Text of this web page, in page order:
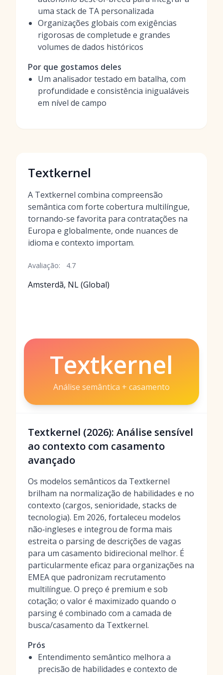
uma stack de TA personalizada
Organizações globais com exigências
rigorosas de completude e grandes
volumes de dados históricos
Por que gostamos deles
Um analisador testado em batalha, com
profundidade e consistência inigualáveis
em nível de campo
Textkernel
A Textkernel combina compreensão
semântica com forte cobertura multilíngue,
tornando-se favorita para contratações na
Europa e globalmente, onde nuances de
idioma e contexto importam.
Avaliação: 4.7
Amsterdã, NL (Global)
Textkernel
Análise semântica + casamento
Textkernel (2026): Análise sensível
ao contexto com casamento
avançado
Os modelos semânticos da Textkernel
brilham na normalização de habilidades e no
contexto (cargos, senioridade, stacks de
tecnologia). Em 2026, fortaleceu modelos
não‑ingleses e integrou de forma mais
estreita o parsing de descrições de vagas
para um casamento bidirecional melhor. É
particularmente eficaz para organizações na
EMEA que padronizam recrutamento
multilíngue. O preço é premium e sob
cotação; o valor é maximizado quando o
parsing é combinado com a camada de
busca/casamento da Textkernel.
Prós
Entendimento semântico melhora a
precisão de habilidades e contexto de